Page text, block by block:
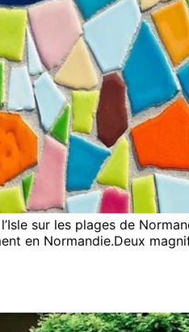
sur les plages de
en Normandie.Deux